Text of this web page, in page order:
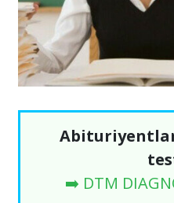
➡️ DTM